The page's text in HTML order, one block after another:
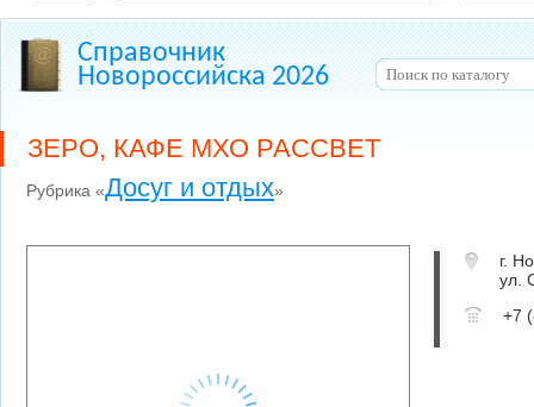
Справочник
Новороссийска 2026
ЗЕРО, КАФЕ МХО РАССВЕТ
Рубрика «Досуг и отдых»
г.
ул.
+7